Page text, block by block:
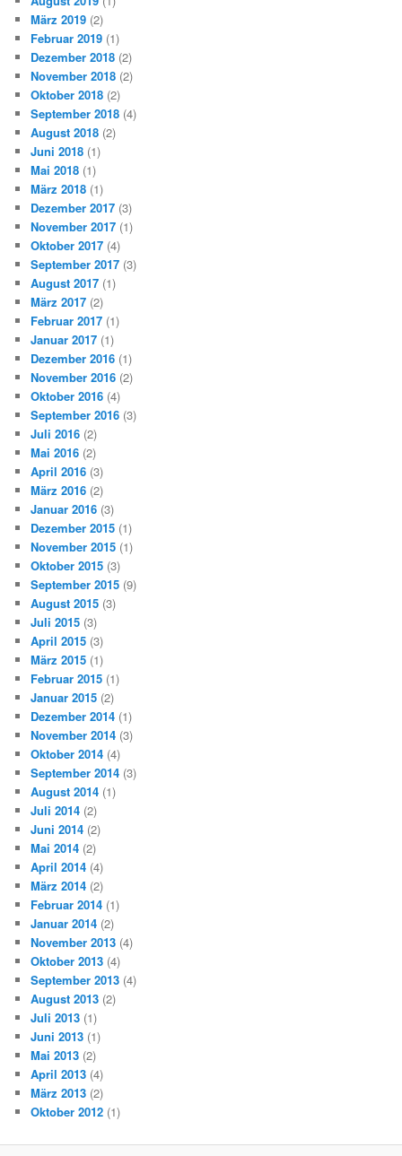
März 2019 (2)
Februar 2019 (1)
Dezember 2018 (2)
November 2018 (2)
Oktober 2018 (2)
September 2018 (4)
August 2018 (2)
Juni 2018 (1)
Mai 2018 (1)
März 2018 (1)
Dezember 2017 (3)
November 2017 (1)
Oktober 2017 (4)
September 2017 (3)
August 2017 (1)
März 2017 (2)
Februar 2017 (1)
Januar 2017 (1)
Dezember 2016 (1)
November 2016 (2)
Oktober 2016 (4)
September 2016 (3)
Juli 2016 (2)
Mai 2016 (2)
April 2016 (3)
März 2016 (2)
Januar 2016 (3)
Dezember 2015 (1)
November 2015 (1)
Oktober 2015 (3)
September 2015 (9)
August 2015 (3)
Juli 2015 (3)
April 2015 (3)
März 2015 (1)
Februar 2015 (1)
Januar 2015 (2)
Dezember 2014 (1)
November 2014 (3)
Oktober 2014 (4)
September 2014 (3)
August 2014 (1)
Juli 2014 (2)
Juni 2014 (2)
Mai 2014 (2)
April 2014 (4)
März 2014 (2)
Februar 2014 (1)
Januar 2014 (2)
November 2013 (4)
Oktober 2013 (4)
September 2013 (4)
August 2013 (2)
Juli 2013 (1)
Juni 2013 (1)
Mai 2013 (2)
April 2013 (4)
März 2013 (2)
Oktober 2012 (1)